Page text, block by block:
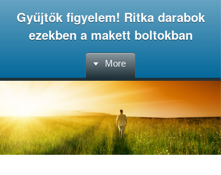
Gyűjtők figyelem! Ritka darabok
ezekben a makett boltokban
More